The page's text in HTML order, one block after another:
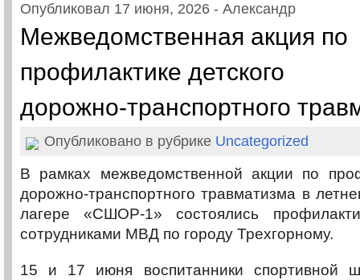
Опубликовал 17 июня, 2026 - Александр
Межведомственная акция по
профилактике детского
дорожно‑транспортного
Опубликовано в рубрике Uncategorized
В рамках межведомственной акции по
дорожно‑транспортного травматизма в
лагере «СШОР‑1» состоялись
сотрудниками МВД по городу Трехгорному.
15 и 17 июня воспитанники спортивной